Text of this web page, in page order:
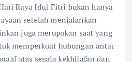
Raya Idul Fitri bukan hanya
setelah menjalankan
juga merupakan saat yang
memperkuat hubungan antar
atas segala kekhilafan dan